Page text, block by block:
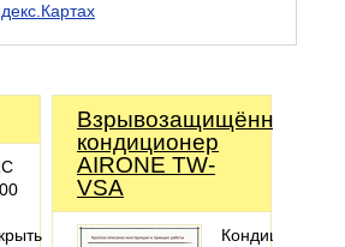
Взрывозащищённый
кондиционер
AIRONE TW-
VSA
Кондиционер